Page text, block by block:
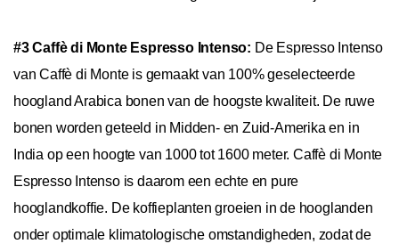
#3 Caffè di Monte Espresso Intenso: De Espresso Intenso
van Caffè di Monte is gemaakt van 100% geselecteerde
hoogland Arabica bonen van de hoogste kwaliteit. De ruwe
bonen worden geteeld in Midden- en Zuid-Amerika en in
India op een hoogte van 1000 tot 1600 meter. Caffè di Monte
Espresso Intenso is daarom een echte en pure
hooglandkoffie. De koffieplanten groeien in de hooglanden
onder optimale klimatologische omstandigheden, zodat de